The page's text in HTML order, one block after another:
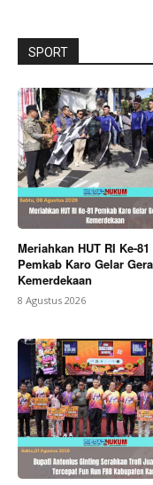
SPORT
Meriahkan HUT RI Ke-81
Pemkab Karo Gelar
Kemerdekaan
8 Agustus 2026